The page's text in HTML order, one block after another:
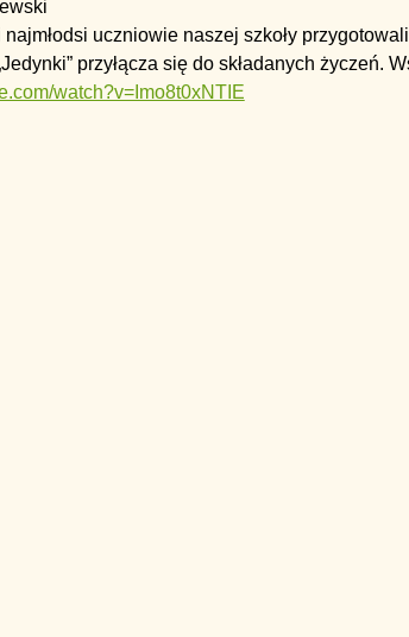
uczniowie naszej szkoły
przyłącza się do składanych życzeń.
watch?v=Imo8t0xNTIE